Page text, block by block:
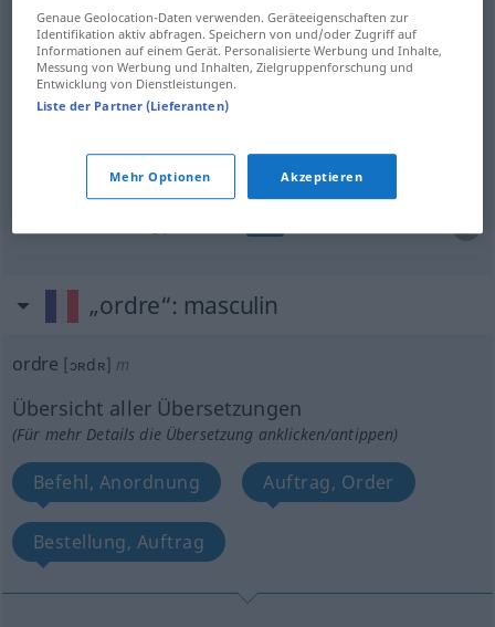
Artf ordre
„ordre“: masculin
ordre [ɔʀdʀ] m
Übersicht aller Übersetzungen
(Für mehr Details die Übersetzung anklicken/antippen)
Befehl, Anordnung Auftrag, Order
Bestellung, Auftrag
Genaue Geolocation-Daten verwenden. Geräteeigenschaften zur
Identifikation aktiv abfragen. Speichern von und/oder Zugriff auf
Informationen auf einem Gerät. Personalisierte Werbung und Inhalte,
Messung von Werbung und Inhalten, Zielgruppenforschung und
Entwicklung von Dienstleistungen.
Liste der Partner (Lieferanten)
Mehr Optionen Akzeptieren